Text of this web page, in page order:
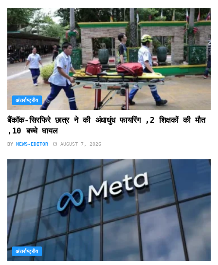
अंतर्राष्ट्रीय
बैंकॉक-सिरफिरे छात्र ने की अंधाधुंध फायरिंग ,2 शिक्षकों की मौत
,10 बच्चे घायल
BY NEWS-EDITOR AUGUST 7, 2026
अंतर्राष्ट्रीय